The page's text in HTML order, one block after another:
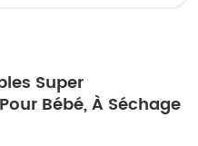
Super
Bébé, À Séchage